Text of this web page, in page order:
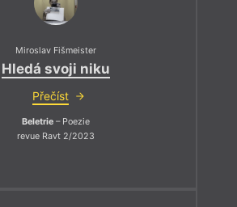
Miroslav Fišmeister
Hledá svoji niku
Přečíst
Beletrie – Poezie
revue Ravt 2/2023